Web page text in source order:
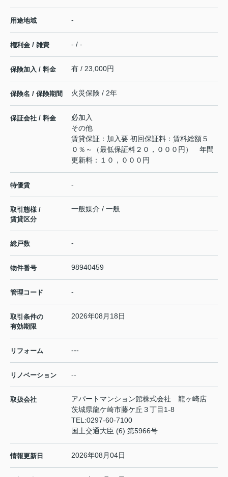
用途地域 -
権利金 / 雑費 - / -
保険加入 / 料金 有 / 23,000円
保険名 / 保険期間 火災保険 / 2年
保証会社 / 料金
必加入
その他
賃貸保証：加入要 初回保証料：賃料総額５
０％～（最低保証料２０，０００円） 年間
更新料：１０，０００円
特優賃 -
取引態様 /
賃貸区分
一般媒介 / 一般
総戸数 -
物件番号 98940459
管理コード -
取引条件の
有効期限
2026年08月18日
リフォーム ---
リノベーション --
取扱会社
アパートマンション館株式会社 龍ヶ崎店
茨城県龍ケ崎市藤ケ丘３丁目1-8
TEL:0297-60-7100
国土交通大臣 (6) 第5966号
情報更新日 2026年08月04日